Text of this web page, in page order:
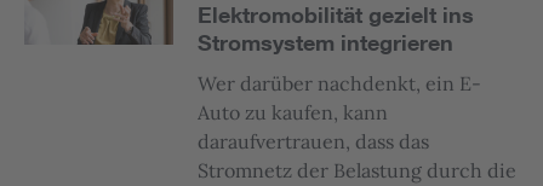
Elektromobilität gezielt ins
Stromsystem integrieren
Wer darüber nachdenkt, ein E-
Auto zu kaufen, kann
daraufvertrauen, dass das
Stromnetz der Belastung durch die